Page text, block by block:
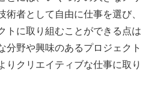
術者として自由に仕事を選び、
トに取り組むことができる点は
分野や興味のあるプロジェクト
りクリエイティブな仕事に取り